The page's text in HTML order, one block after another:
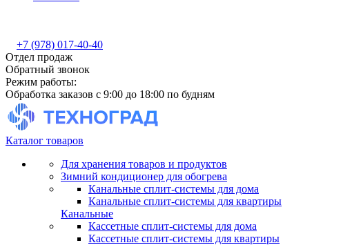
+7 (978) 017-40-40
Отдел продаж
Обратный звонок
Режим работы:
Обработка заказов с 9:00 до 18:00 по будням
Каталог товаров
Для хранения товаров и продуктов
Зимний кондиционер для обогрева
Канальные сплит-системы для дома
Канальные сплит-системы для квартиры
Канальные
Кассетные сплит-системы для дома
Кассетные сплит-системы для квартиры